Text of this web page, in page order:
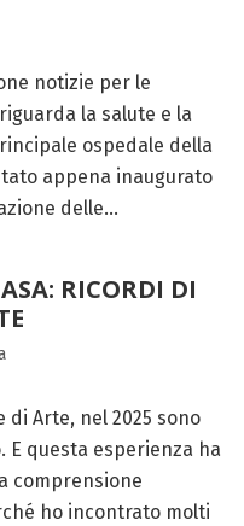
notizie per le
la salute e la
ospedale della
appena inaugurato
delle...
RICORDI DI
Arte, nel 2025 sono
E questa esperienza ha
comprensione
ho incontrato molti